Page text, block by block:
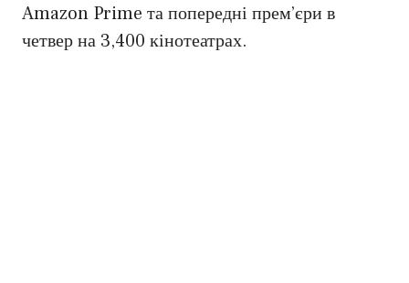
Amazon Prime та попередні прем’єри в
четвер на 3,400 кінотеатрах.